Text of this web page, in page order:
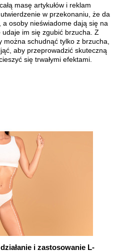
masę artykułów i reklam
w przekonaniu, że da
osoby nieświadome dają się na
im się zgubić brzucha. Z
można schudnąć tylko z brzucha,
aby przeprowadzić skuteczną
się trwałymi efektami.
i zastosowanie L-